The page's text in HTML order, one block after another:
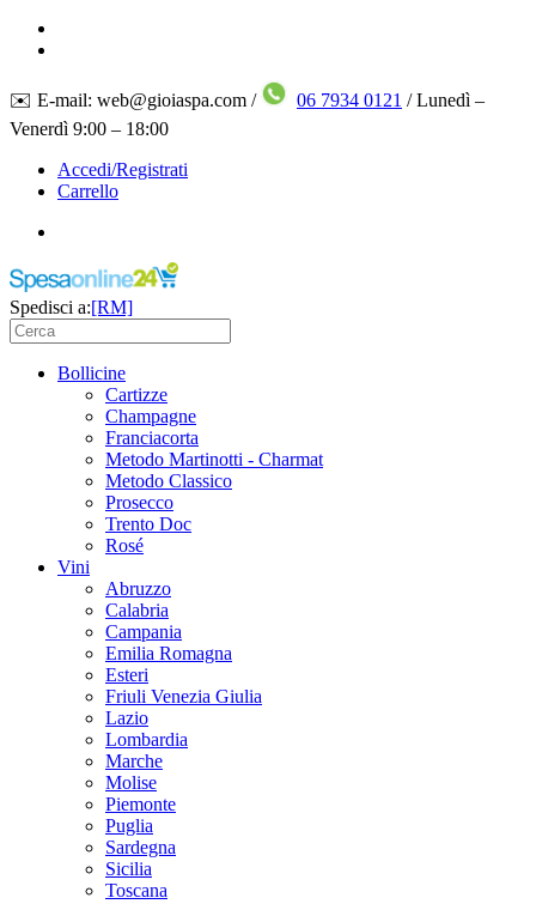
✉️ E-mail: web@gioiaspa.com / 06 7934 0121 / Lunedì –
Venerdì 9:00 – 18:00
Accedi/Registrati
Carrello
Spedisci a:[RM]
Bollicine
Cartizze
Champagne
Franciacorta
Metodo Martinotti - Charmat
Metodo Classico
Prosecco
Trento Doc
Rosé
Vini
Abruzzo
Calabria
Campania
Emilia Romagna
Esteri
Friuli Venezia Giulia
Lazio
Lombardia
Marche
Molise
Piemonte
Puglia
Sardegna
Sicilia
Toscana